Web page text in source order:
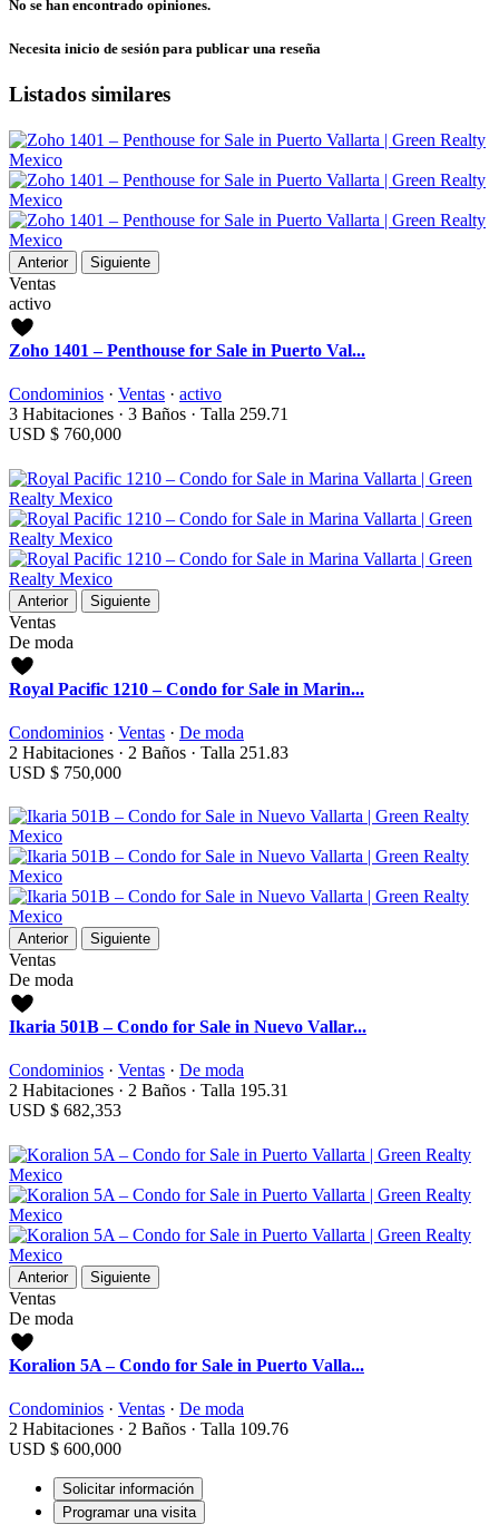
No se han encontrado opiniones.
Necesita inicio de sesión para publicar una reseña
Listados similares
Anterior Siguiente
Ventas
activo
Zoho 1401 – Penthouse for Sale in Puerto Val...
Condominios · Ventas · activo
3 Habitaciones · 3 Baños · Talla 259.71
USD $ 760,000
Anterior Siguiente
Ventas
De moda
Royal Pacific 1210 – Condo for Sale in Marin...
Condominios · Ventas · De moda
2 Habitaciones · 2 Baños · Talla 251.83
USD $ 750,000
Anterior Siguiente
Ventas
De moda
Ikaria 501B – Condo for Sale in Nuevo Vallar...
Condominios · Ventas · De moda
2 Habitaciones · 2 Baños · Talla 195.31
USD $ 682,353
Anterior Siguiente
Ventas
De moda
Koralion 5A – Condo for Sale in Puerto Valla...
Condominios · Ventas · De moda
2 Habitaciones · 2 Baños · Talla 109.76
USD $ 600,000
Solicitar información
Programar una visita